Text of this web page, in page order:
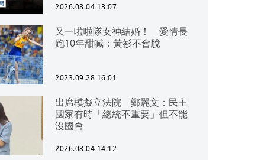
2026.08.04 13:07
又一啦啦隊女神結婚！ 愛情長
跑10年甜喊：黃衫不會脫
2023.09.28 16:01
出席模擬立法院 鄭麗文：民主
國家有時「總統不重要」但不能
沒國會
2026.08.04 14:12